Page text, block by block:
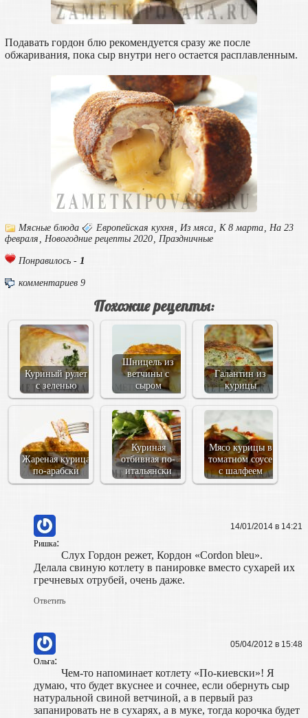
Подавать гордон блю рекомендуется сразу же после
обжаривания, пока сыр внутри него остается расплавленным.
Мясные блюда Европейская кухня Из мяса К 8 марта
На 23
февраля
Новогодние рецепты 2020 Праздничные
Понравилось -1
комментариев 9
Похожие рецепты:
Куриный рулет
с зеленью
Шницель из
ветчины с
сыром
Галантин из
курицы
Жареная курица
по-арабски
Куриная
отбивная по-
итальянски
Мясо курицы в
томатном соусе
с шалфеем
Ришка:
14/01/2014 в 14:21
Слух Гордон режет, Кордон «Cordon bleu».
Делала свиную котлету в панировке вместо сухарей их
гречневых отрубей, очень даже.
Ответить
Ольга:
05/04/2012 в 15:48
Чем-то напоминает котлету «По-киевски»! Я
думаю, что будет вкуснее и сочнее, если обернуть сыр
натуральной свиной ветчиной, а в первый раз
запанировать не в сухарях, а в муке, тогда корочка будет